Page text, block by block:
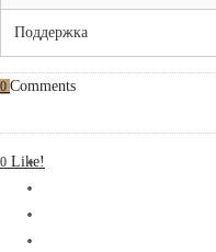
Поддержка
0 Comments
0 Like!